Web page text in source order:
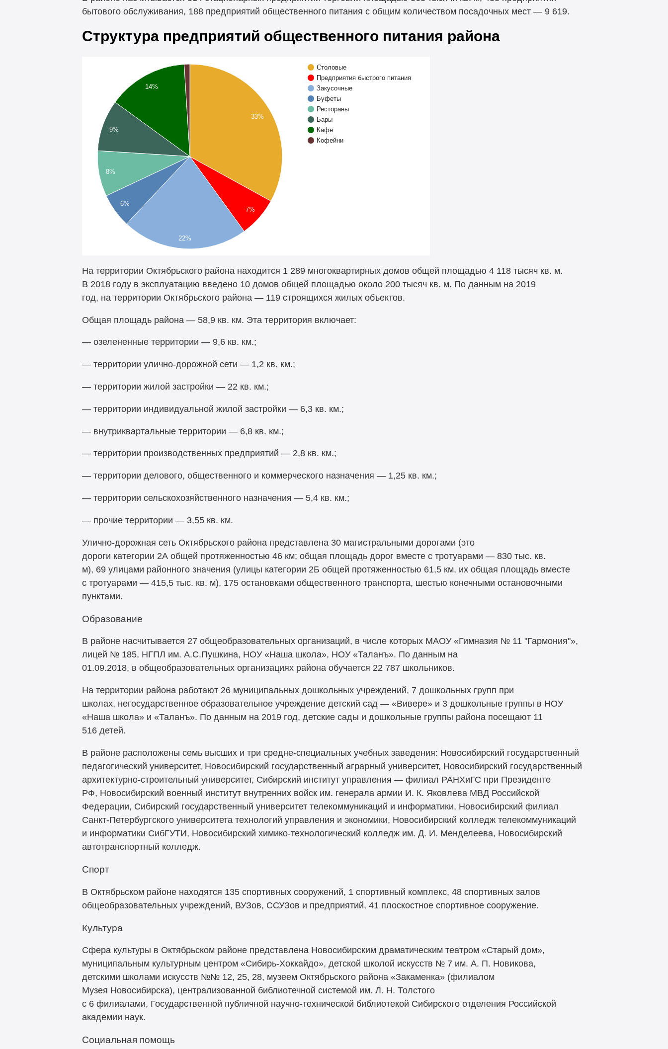
бытового обслуживания, 188 предприятий общественного питания с общим количеством посадочных мест — 9 619.
Структура предприятий общественного питания района
Столовые
Предприятия быстрого питания
Закусочные
Буфеты
Рестораны
Бары
Кафе
Кофейни
33%
7%
14%
9%
8%
6%
22%
На территории Октябрьского района находится 1 289 многоквартирных домов общей площадью 4 118 тысяч кв. м.
В 2018 году в эксплуатацию введено 10 домов общей площадью около 200 тысяч кв. м. По данным на 2019
год, на территории Октябрьского района — 119 строящихся жилых объектов.
Общая площадь района — 58,9 кв. км. Эта территория включает:
— озелененные территории — 9,6 кв. км.;
— территории улично-дорожной сети — 1,2 кв. км.;
— территории жилой застройки — 22 кв. км.;
— территории индивидуальной жилой застройки — 6,3 кв. км.;
— внутриквартальные территории — 6,8 кв. км.;
— территории производственных предприятий — 2,8 кв. км.;
— территории делового, общественного и коммерческого назначения — 1,25 кв. км.;
— территории сельскохозяйственного назначения — 5,4 кв. км.;
— прочие территории — 3,55 кв. км.
Улично-дорожная сеть Октябрьского района представлена 30 магистральными дорогами (это
дороги категории 2А общей протяженностью 46 км; общая площадь дорог вместе с тротуарами — 830 тыс. кв.
м), 69 улицами районного значения (улицы категории 2Б общей протяженностью 61,5 км, их общая площадь вместе
с тротуарами — 415,5 тыс. кв. м), 175 остановками общественного транспорта, шестью конечными остановочными
пунктами.
Образование
В районе насчитывается 27 общеобразовательных организаций, в числе которых МАОУ «Гимназия № 11 "Гармония"»,
лицей № 185, НГПЛ им. А.С.Пушкина, НОУ «Наша школа», НОУ «Таланъ». По данным на
01.09.2018, в общеобразовательных организациях района обучается 22 787 школьников.
На территории района работают 26 муниципальных дошкольных учреждений, 7 дошкольных групп при
школах, негосударственное образовательное учреждение детский сад — «Вивере» и 3 дошкольные группы в НОУ
«Наша школа» и «Таланъ». По данным на 2019 год, детские сады и дошкольные группы района посещают 11
516 детей.
В районе расположены семь высших и три средне-специальных учебных заведения: Новосибирский государственный
педагогический университет, Новосибирский государственный аграрный университет, Новосибирский государственный
архитектурно-строительный университет, Сибирский институт управления — филиал РАНХиГС при Президенте
РФ, Новосибирский военный институт внутренних войск им. генерала армии И. К. Яковлева МВД Российской
Федерации, Сибирский государственный университет телекоммуникаций и информатики, Новосибирский филиал
Санкт-Петербургского университета технологий управления и экономики, Новосибирский колледж телекоммуникаций
и информатики СибГУТИ, Новосибирский химико-технологический колледж им. Д. И. Менделеева, Новосибирский
автотранспортный колледж.
Спорт
В Октябрьском районе находятся 135 спортивных сооружений, 1 спортивный комплекс, 48 спортивных залов
общеобразовательных учреждений, ВУЗов, ССУЗов и предприятий, 41 плоскостное спортивное сооружение.
Культура
Сфера культуры в Октябрьском районе представлена Новосибирским драматическим театром «Старый дом»,
муниципальным культурным центром «Сибирь-Хоккайдо», детской школой искусств № 7 им. А. П. Новикова,
детскими школами искусств №№ 12, 25, 28, музеем Октябрьского района «Закаменка» (филиалом
Музея Новосибирска), централизованной библиотечной системой им. Л. Н. Толстого
с 6 филиалами, Государственной публичной научно-технической библиотекой Сибирского отделения Российской
академии наук.
Социальная помощь